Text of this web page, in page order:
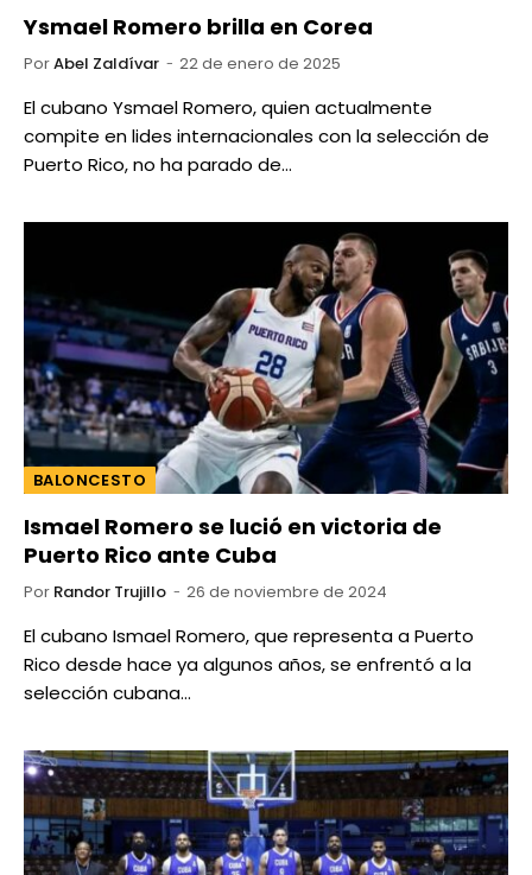
Ysmael Romero brilla en Corea
PorAbel Zaldívar 22 de enero de 2025
El cubano Ysmael Romero, quien actualmente
compite en lides internacionales con la selección de
Puerto Rico, no ha parado de…
BALONCESTO
Ismael Romero se lució en victoria de
Puerto Rico ante Cuba
Por Randor Trujillo 26 de noviembre de 2024
El cubano Ismael Romero, que representa a Puerto
Rico desde hace ya algunos años, se enfrentó a la
selección cubana…